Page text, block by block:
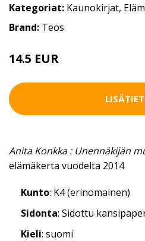
Kategoriat: Kaunokirjat,
Brand: Teos
14.5 EUR
Anita Konkka : Unennäkijän
elämäkerta vuodelta 2014
Kunto: K4 (erinomainen)
Sidonta: Sidottu
Kieli: suomi